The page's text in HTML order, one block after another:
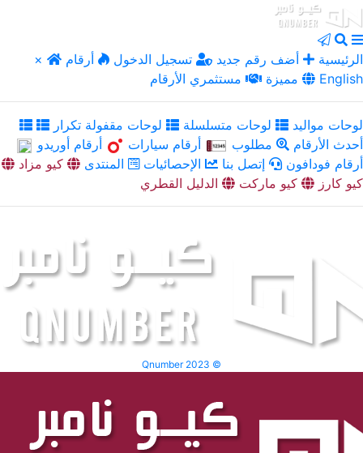
× الرئيسية أضف رقم جديد تسجيل الدخول
أرقام
مميزة
مستثمري الأرقام English
لوحات مواليد لوحات متسلسلة
لوحات مقفولة تكرار
أحدث الأرقام
مطلوب أرقام سيارات
أرقام أوريدو
أرقام فودافون
إتصل بنا الإحصائيات المنتدى
كيو مزاد
كيو كارز
كيو ماركت الدليل القطري
Qnumber 2023 ©